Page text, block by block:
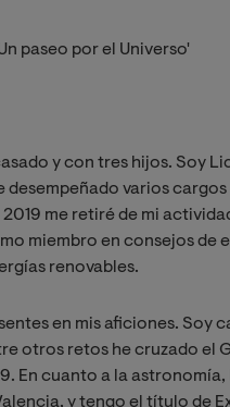
paseo por el Universo'
y con tres hijos. Soy
desempeñado varios
me retiré de mi
miembro en consejos de
renovables.
en mis aficiones. Soy
otros retos he cruzado el
En cuanto a la
y tengo el título de